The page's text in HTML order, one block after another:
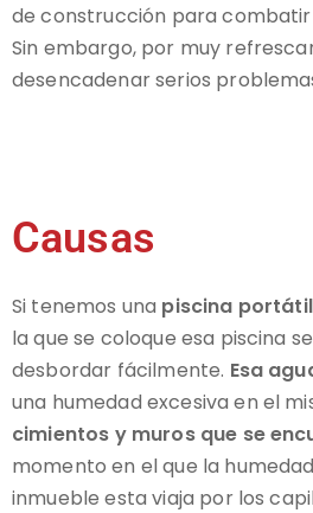
de construcción para
Sin embargo, por muy
desencadenar serios
Causas
Si tenemos una piscina portátil
la que se coloque esa piscina
desbordar fácilmente. Esa
una humedad excesiva en el
cimientos y muros que se
momento en el que la
inmueble esta viaja por los